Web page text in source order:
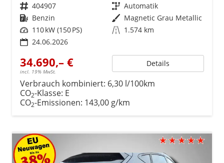
Fahrzeugnr. 404907 Getriebe Automatik
Kraftstoff Benzin Außenfarbe Magnetic Grau Metallic
Leistung 110 kW (150 PS) Kilometerstand 1.574 km
24.06.2026
34.690,– €
incl. 19% MwSt.
Details
Verbrauch kombiniert: 6,30 l/100km
CO2-Klasse: E
CO2-Emissionen: 143,00 g/km